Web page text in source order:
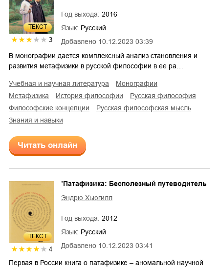
ТЕКСТ
3 Добавлено 10.12.2023 03:39
Год выхода: 2016
Язык: Русский
В монографии дается комплексный анализ становления и
развития метафизики в русской философии в ее ра…
учебная и научная литература
монографии
метафизика
история философии
русская философия
философские концепции
русская философская мысль
знания и навыки
Читать онлайн
ТЕКСТ
4 Добавлено 10.12.2023 03:41
’Патафизика: Бесполезный путеводитель
Эндрю Хьюгилл
Год выхода: 2012
Язык: Русский
Первая в России книга о патафизике – аномальной научной